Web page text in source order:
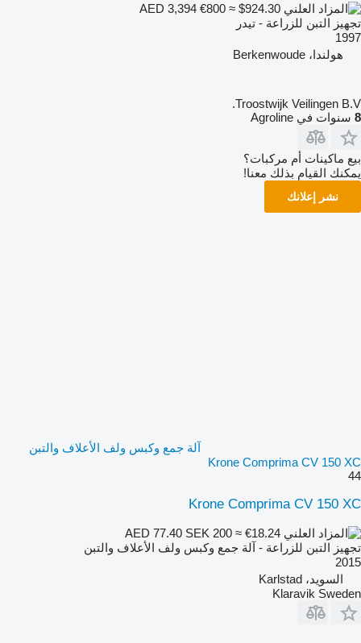
€800 ≈ $924.30
تجهيز التبن للزراعة - تيدر
1997
هولندا، Berkenwoude
Troostwijk Veilingen B.V.
8 سنوات في Agroline
بيع ماكينات أم مركبات؟
يمكنك القيام بذلك معنا!
نشر إعلانك
آلة جمع وكبس ولف الأعلاف والتبن
Krone Comprima CV 150 XC
44
Krone Comprima CV 150 XC
SEK 200 ≈ €18.24
تجهيز التبن للزراعة - آلة جمع وكبس ولف الأعلاف والتبن
2015
السويد، Karlstad
Klaravik Sweden